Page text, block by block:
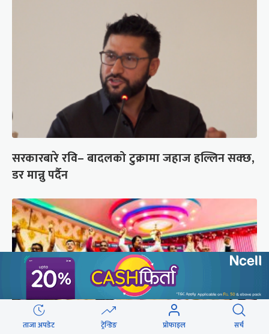
सरकारबारे रवि– बादलको टुक्रामा जहाज हल्लिन सक्छ,
डर मान्नु पर्दैन
ताजा अपडेट ट्रेन्डिङ प्रोफाइल सर्च